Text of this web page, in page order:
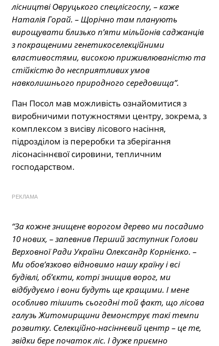
лісництві Овруцького спецлісгоспу, – каже
Наталія Горай. – Щорічно там планують
вирощувати близько п’яти мільйонів саджанців
з покращеними генетикоселекційними
властивостями, високою приживлюваністю та
стійкістю до несприятливих умов
навколишнього природного середовища”.
Пан Посол мав можливість ознайомитися з
виробничими потужностями центру, зокрема, з
комплексом з висіву лісового насіння,
підрозділом із переробки та зберігання
лісонасіннєвої сировини, тепличним
господарством.
РЕКЛАМА
“За кожне знищене ворогом дерево ми посадимо
10 нових, – запевнив Перший заступник Голови
Верховної Ради України Олександр Корнієнко. –
Ми обов’язково відновимо нашу країну і всі
будівлі, об’єкти, котрі знищив ворог, ми
відбудуємо і вони будуть ще кращими. І мене
особливо тішить сьогодні той факт, що лісова
галузь Житомирщини демонструє такі темпи
розвитку. Селекційно-насіннєвий центр – це те,
звідки бере початок ліс. І дуже приємно